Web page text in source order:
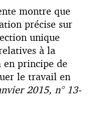
montre que
précise sur
unique
à la
en principe de
le travail en
2015, n° 13-